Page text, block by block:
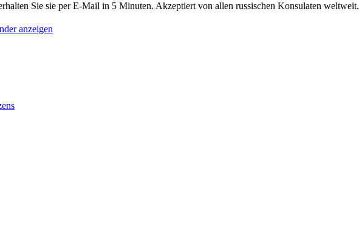
Sie sie per E-Mail in 5 Minuten. Akzeptiert von allen russischen Konsulaten weltweit.
anzeigen